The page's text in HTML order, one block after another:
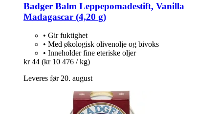
Badger Balm Leppepomadestift, Vanilla
Madagascar (4,20 g)
• Gir fuktighet
• Med økologisk olivenolje og bivoks
• Inneholder fine eteriske oljer
kr 44 (kr 10 476 / kg)
Leveres før 20. august